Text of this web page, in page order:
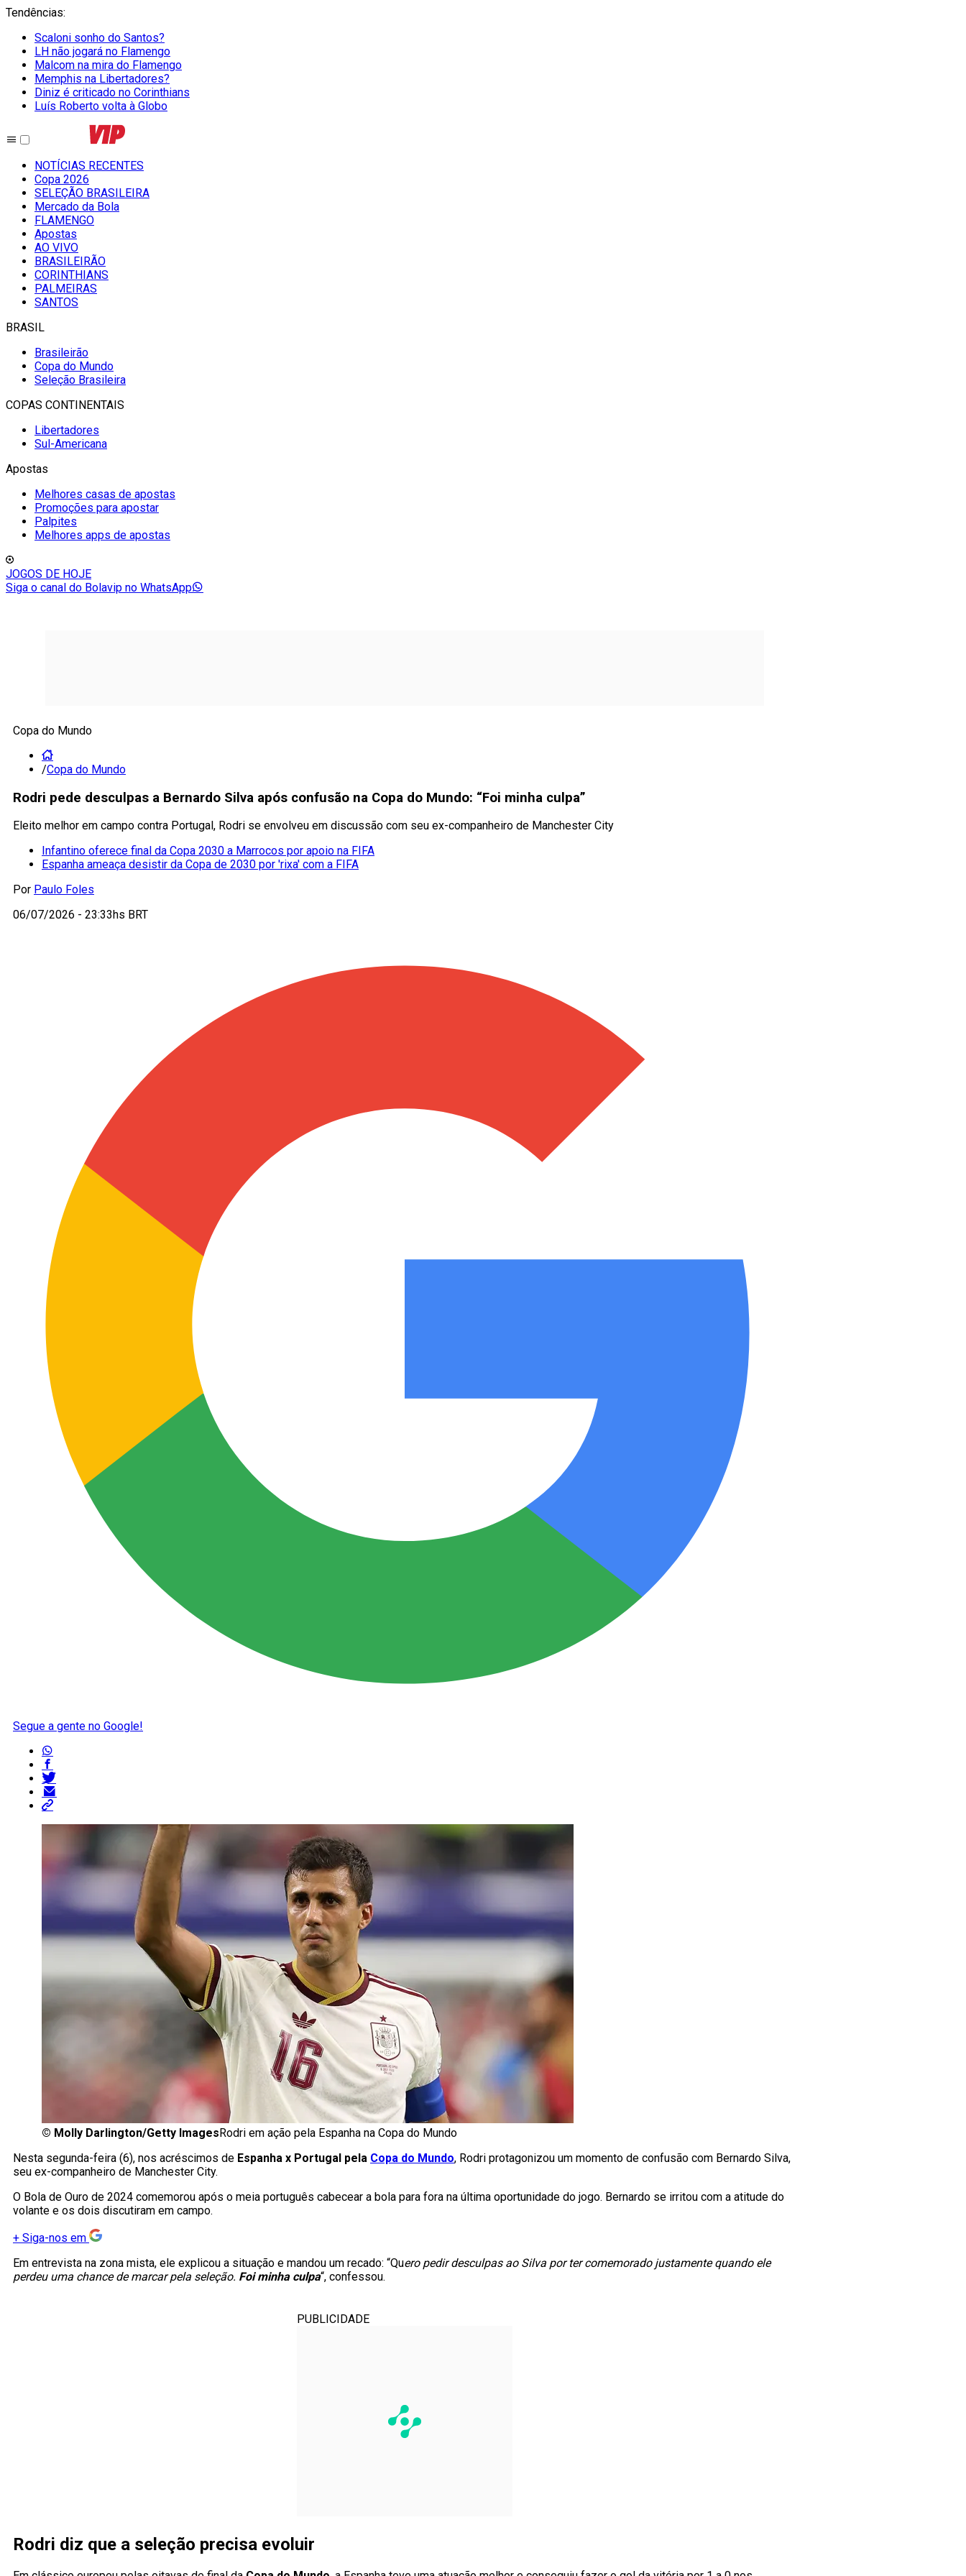
Tendências:
Scaloni sonho do Santos?
LH não jogará no Flamengo
Malcom na mira do Flamengo
Memphis na Libertadores?
Diniz é criticado no Corinthians
Luís Roberto volta à Globo
NOTÍCIAS RECENTES
Copa 2026
SELEÇÃO BRASILEIRA
Mercado da Bola
FLAMENGO
Apostas
AO VIVO
BRASILEIRÃO
CORINTHIANS
PALMEIRAS
SANTOS
BRASIL
Brasileirão
Copa do Mundo
Seleção Brasileira
COPAS CONTINENTAIS
Libertadores
Sul-Americana
Apostas
Melhores casas de apostas
Promoções para apostar
Palpites
Melhores apps de apostas
JOGOS DE HOJE
Siga o canal do Bolavip no WhatsApp
Copa do Mundo
/Copa do Mundo
Rodri pede desculpas a Bernardo Silva após confusão na Copa do Mundo: “Foi minha culpa”
Eleito melhor em campo contra Portugal, Rodri se envolveu em discussão com seu ex-companheiro de Manchester City
Infantino oferece final da Copa 2030 a Marrocos por apoio na FIFA
Espanha ameaça desistir da Copa de 2030 por 'rixa' com a FIFA
Por Paulo Foles
06/07/2026 - 23:33hs BRT
Segue a gente no Google!
© Molly Darlington/Getty Images Rodri em ação pela Espanha na Copa do Mundo
Nesta segunda-feira (6), nos acréscimos de Espanha x Portugal pela Copa do Mundo, Rodri protagonizou um momento de confusão com Bernardo Silva,
seu ex-companheiro de Manchester City.
O Bola de Ouro de 2024 comemorou após o meia português cabecear a bola para fora na última oportunidade do jogo. Bernardo se irritou com a atitude do
volante e os dois discutiram em campo.
+ Siga-nos em
Em entrevista na zona mista, ele explicou a situação e mandou um recado: “Quero pedir desculpas ao Silva por ter comemorado justamente quando ele
perdeu uma chance de marcar pela seleção. Foi minha culpa“, confessou.
PUBLICIDADE
Rodri diz que a seleção precisa evoluir